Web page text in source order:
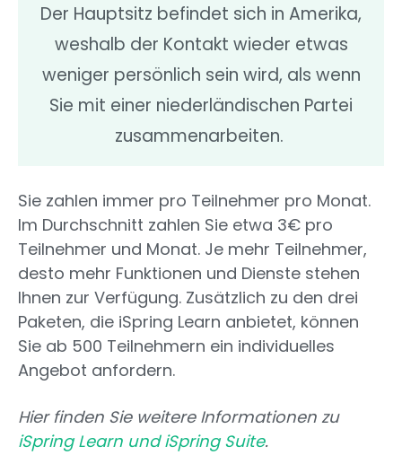
Der Hauptsitz befindet sich in Amerika,
weshalb der Kontakt wieder etwas
weniger persönlich sein wird, als wenn
Sie mit einer niederländischen Partei
zusammenarbeiten.
Sie zahlen immer pro Teilnehmer pro Monat.
Im Durchschnitt zahlen Sie etwa 3€ pro
Teilnehmer und Monat. Je mehr Teilnehmer,
desto mehr Funktionen und Dienste stehen
Ihnen zur Verfügung. Zusätzlich zu den drei
Paketen, die iSpring Learn anbietet, können
Sie ab 500 Teilnehmern ein individuelles
Angebot anfordern.
Hier finden Sie weitere Informationen zu
iSpring Learn und iSpring Suite.